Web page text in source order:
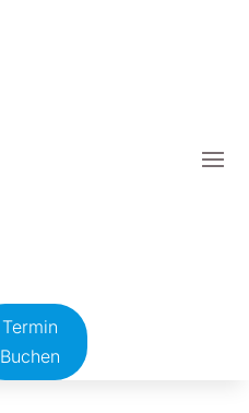
Termin
Buchen